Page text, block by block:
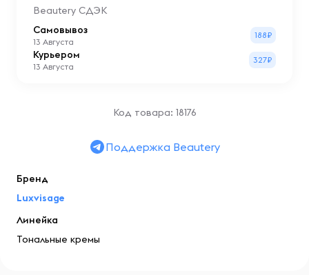
Beautery СДЭК
Самовывоз
13 Августа
188₽
Курьером
13 Августа
327₽
Код товара: 18176
Поддержка Beautery
Бренд
Luxvisage
Линейка
Тональные кремы